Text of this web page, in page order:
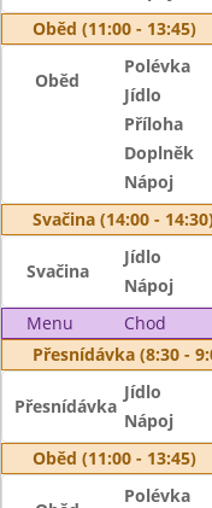
Oběd (11:00 - 13:45)
Oběd
Polévka
Jídlo
Příloha
Doplněk
Nápoj
Svačina (14:00 -
Svačina
Jídlo
Nápoj
Menu
Chod
Přesnídávka (8:30 -
Přesnídávka
Jídlo
Nápoj
Oběd (11:00 - 13:45)
Polévka